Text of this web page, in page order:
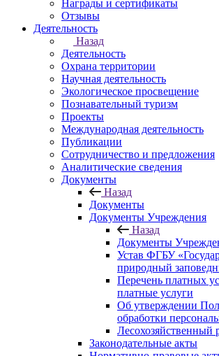
Награды и сертификаты
Отзывы
Деятельность
Назад
Деятельность
Охрана территории
Научная деятельность
Экологическое просвещение
Познавательный туризм
Проекты
Международная деятельность
Публикации
Сотрудничество и предложения
Аналитические сведения
Документы
Назад
Документы
Документы Учреждения
Назад
Документы
Устав ФГБУ
природный
Перечень платных
платные услуги
Об утверждении
обработки
Лесохозяйственный
Законодательные акты